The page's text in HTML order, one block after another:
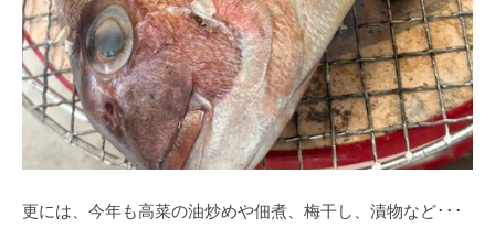
更には、今年も高菜の油炒めや佃煮、梅干し、漬物など･･･